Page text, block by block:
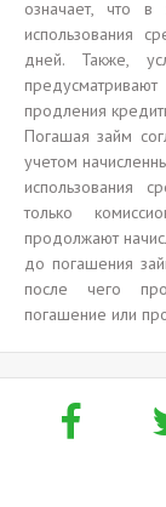
означает, что
использования
дней. Также,
продления
Погашая займ
учетом
использования
только
продолжают
до погашения
после чего
погашение или